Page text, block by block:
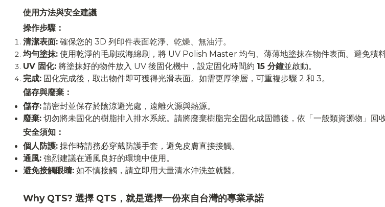
使用方法與安全建議
操作步驟：
清潔表面: 確保您的 3D 列印件表面乾淨、乾燥、無油汙。
均勻塗抹: 使用乾淨的毛刷或海綿刷，將 UV Polish Master 均勻、薄薄地塗抹在物件表面。避免積
UV 固化: 將塗抹好的物件放入 UV 後固化機中，設定固化時間約 15 分鐘並啟動。
完成: 固化完成後，取出物件即可獲得光滑表面。如需更厚塗層，可重複步驟 2 和 3。
儲存與廢棄：
儲存: 請密封並保存於陰涼避光處，遠離火源與熱源。
廢棄: 切勿將未固化的樹脂排入排水系統。請將廢棄樹脂完全固化成固體後，依「一般類資源物」回收
安全須知：
個人防護: 操作時請務必穿戴防護手套，避免皮膚直接接觸。
通風: 強烈建議在通風良好的環境中使用。
避免接觸眼睛: 如不慎接觸，請立即用大量清水沖洗並就醫。
Why QTS? 選擇 QTS，就是選擇一份來自台灣的專業承諾